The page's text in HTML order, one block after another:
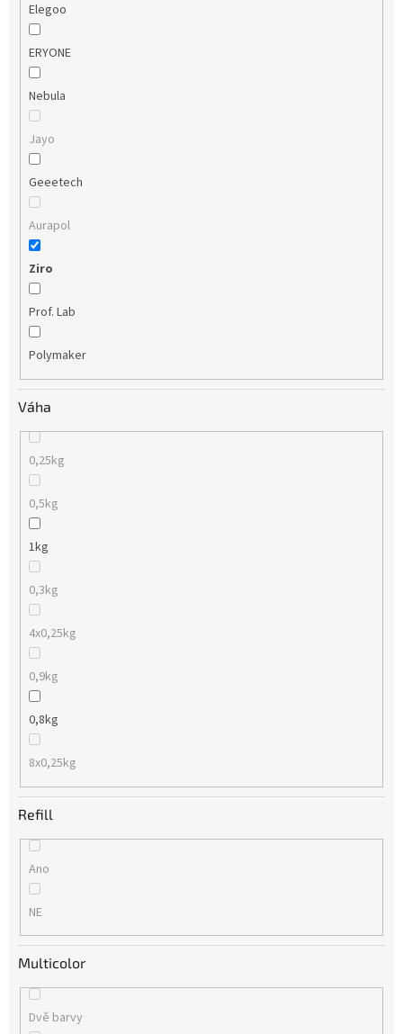
Elegoo
ERYONE
Nebula
Jayo
Geeetech
Aurapol
Ziro
Prof. Lab
Polymaker
Váha
0,25kg
0,5kg
1kg
0,3kg
4x0,25kg
0,9kg
0,8kg
8x0,25kg
Refill
Ano
NE
Multicolor
Dvě barvy